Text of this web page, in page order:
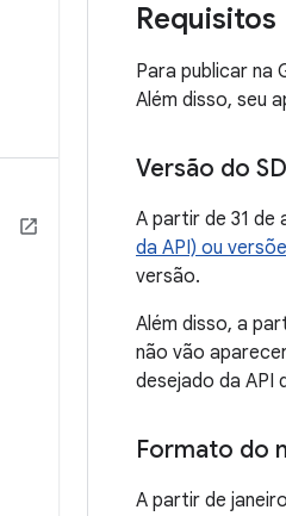
Requisitos
Para publicar na
Além disso, seu
Versão do
A partir de 31
da API) ou
versão.
Além disso, a
não vão
desejado da API
Formato do
A partir de